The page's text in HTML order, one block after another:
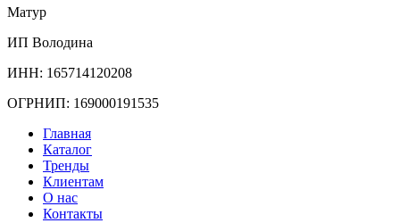
Матур
ИП Володина
ИНН: 165714120208
ОГРНИП: 169000191535
Главная
Каталог
Тренды
Клиентам
О нас
Контакты